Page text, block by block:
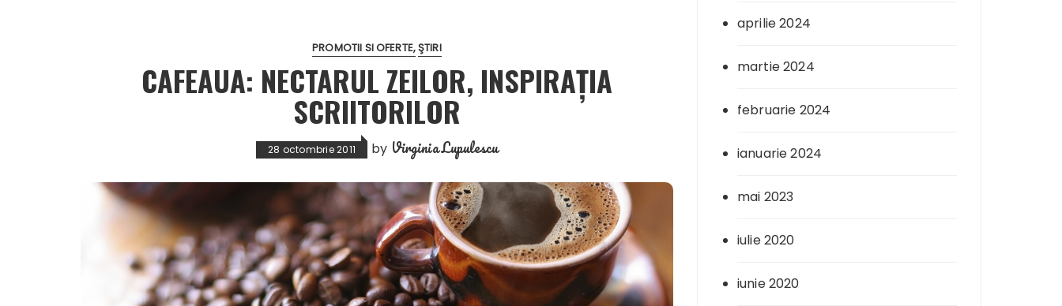
PROMOTII SI OFERTE ŞTIRI
CAFEAUA: NECTARUL ZEILOR, INSPIRAȚIA
SCRIITORILOR
28 octombrie 2011 by Virginia Lupulescu
aprilie 2024
martie 2024
februarie 2024
ianuarie 2024
mai 2023
iulie 2020
iunie 2020